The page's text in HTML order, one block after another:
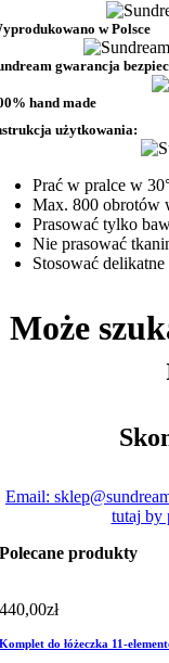
w Polsce
gwarancja
hand made
użytkowania:
Prać w pralce w
Max. 800 obrotów
Prasować tylko
Nie prasować
Stosować
Może
Email:
tutaj by
Polecane produkty
440,00zł
Komplet do łóżeczka 11-